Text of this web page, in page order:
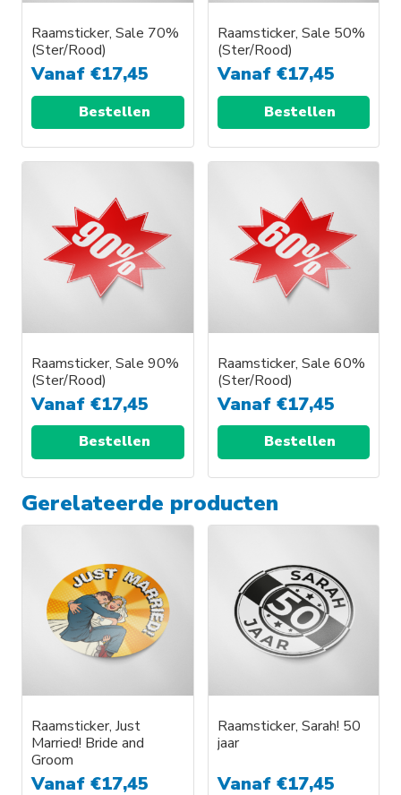
Raamsticker, Sale 70%
(Ster/Rood)
Vanaf €17,45
Bestellen
Dit
heeft
meerdere
variaties.
Deze
optie
gekozen
worden
de
productpagina
Raamsticker, Sale 50%
(Ster/Rood)
Vanaf €17,45
Bestellen
Dit
heeft
meerdere
variaties.
Deze
optie
gekozen
worden
de
productpagina
Raamsticker, Sale 90%
(Ster/Rood)
Vanaf €17,45
Bestellen
product
variaties.
Deze
optie
kan
gekozen
de
Raamsticker, Sale 60%
(Ster/Rood)
Vanaf €17,45
Bestellen
variaties.
Deze
optie
kan
gekozen
de
Gerelateerde producten
Raamsticker, Just
Married! Bride and
Groom
Vanaf €17,45
Raamsticker, Sarah! 50
jaar
Vanaf €17,45